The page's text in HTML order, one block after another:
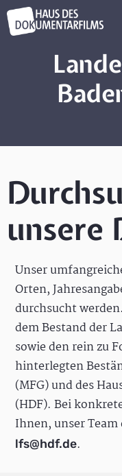
unsere
Unser
Orten,
durchsucht
dem Bestand der
sowie den rein zu
hinterlegten
(MFG) und des
(HDF). Bei
Ihnen, unser
lfs@hdf.de.